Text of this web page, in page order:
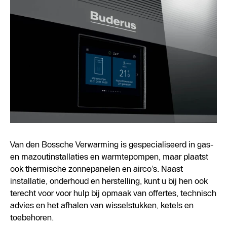
Van den Bossche Verwarming is gespecialiseerd in gas-
en mazoutinstallaties en warmtepompen, maar plaatst
ook thermische zonnepanelen en airco’s. Naast
installatie, onderhoud en herstelling, kunt u bij hen ook
terecht voor voor hulp bij opmaak van offertes, technisch
advies en het afhalen van wisselstukken, ketels en
toebehoren.